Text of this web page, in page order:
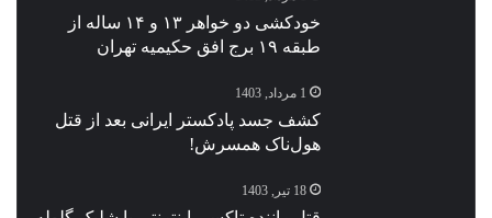
خودکشی دو خواهر ۱۳ و ۱۴ ساله از
طبقه ۱۹ برج افق حکیمیه تهران
1 مرداد, 1403
کشف جسد پادکستر ایرانی بعد از قتل
هول‌ناک همسرش!
18 تیر, 1403